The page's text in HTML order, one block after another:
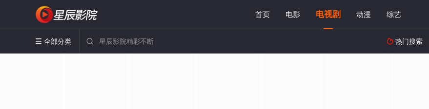
首页 电影 电视剧 动漫 综艺
 全部分类   热门搜索